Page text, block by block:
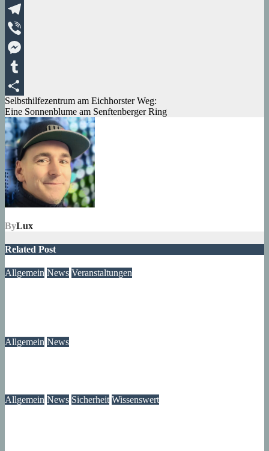
XING
Telegram
Viber
Messenger
Tumblr
Teilen
Beitragsnavigation
Selbsthilfezentrum am Eichhorster Weg:
Eine Sonnenblume am Senftenberger Ring
ByLux
Related Post
Allgemein News Veranstaltungen
Allgemein News
Allgemein News Sicherheit Wissenswert